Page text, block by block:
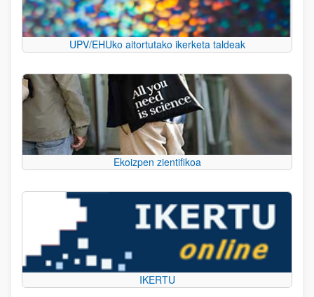
UPV/EHUko aitortutako ikerketa taldeak
Ekoizpen zientifikoa
IKERTU